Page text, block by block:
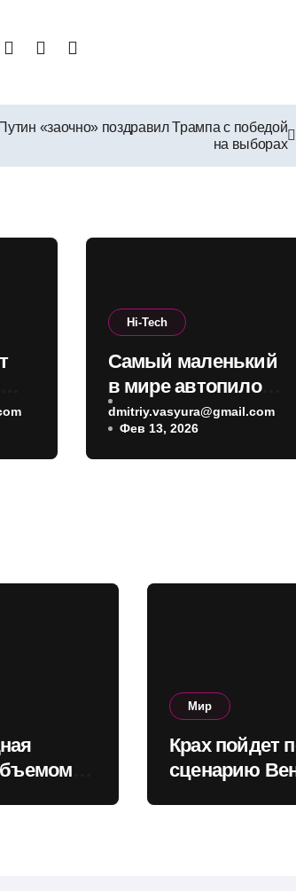
«заочно» поздравил Трампа с победой
на выборах
Hi-Tech
Самый маленький
в мире автопилот:
новый чип
превращает БПЛА
в
dmitriy.vasyura@gmail.com
Фев 13, 2026
Мир
Крах пойдет
сценарию